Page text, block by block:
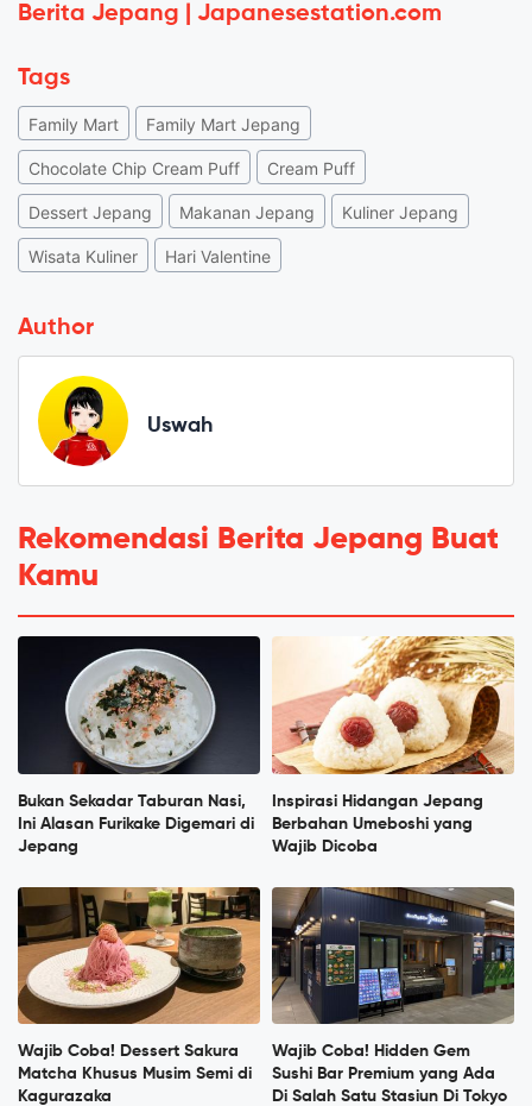
Berita Jepang | Japanesestation.com
Tags
Family Mart Family Mart Jepang
Chocolate Chip Cream Puff Cream Puff
Dessert Jepang Makanan Jepang Kuliner Jepang
Wisata Kuliner Hari Valentine
Author
Uswah
Rekomendasi Berita Jepang Buat
Kamu
Bukan Sekadar Taburan Nasi,
Ini Alasan Furikake Digemari di
Jepang
Inspirasi Hidangan Jepang
Berbahan Umeboshi yang
Wajib Dicoba
Wajib Coba! Dessert Sakura
Matcha Khusus Musim Semi di
Kagurazaka
Wajib Coba! Hidden Gem
Sushi Bar Premium yang Ada
Di Salah Satu Stasiun Di Tokyo